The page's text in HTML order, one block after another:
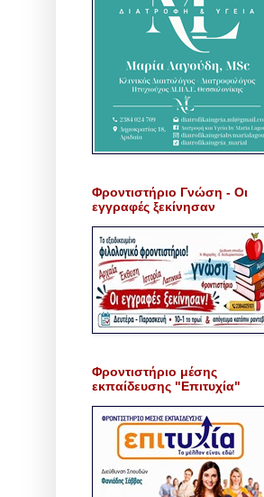
Φροντιστήριο Γνώση - Οι
εγγραφές ξεκίνησαν
Φροντιστήριο μέσης
εκπαίδευσης "Επιτυχία"